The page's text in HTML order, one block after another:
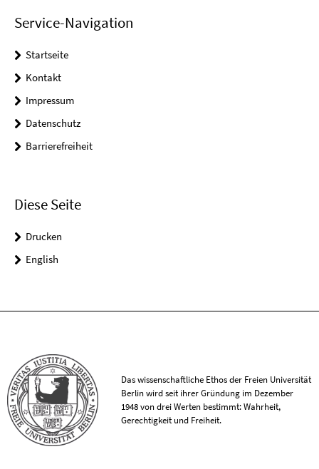
Service-Navigation
Startseite
Kontakt
Impressum
Datenschutz
Barrierefreiheit
Diese Seite
Drucken
English
Das wissenschaftliche Ethos der Freien Universität
Berlin wird seit ihrer Gründung im Dezember
1948 von drei Werten bestimmt: Wahrheit,
Gerechtigkeit und Freiheit.